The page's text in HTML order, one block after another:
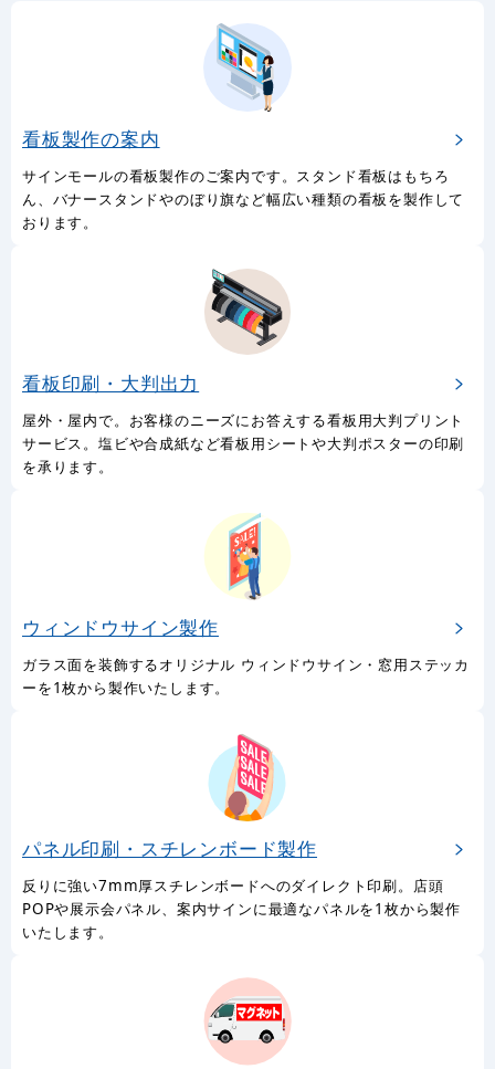
看板製作の案内
サインモールの看板製作のご案内です。スタンド看板はもちろ
ん、バナースタンドやのぼり旗など幅広い種類の看板を製作して
おります。
看板印刷・大判出力
屋外・屋内で。お客様のニーズにお答えする看板用大判プリント
サービス。塩ビや合成紙など看板用シートや大判ポスターの印刷
を承ります。
ウィンドウサイン製作
ガラス面を装飾するオリジナル ウィンドウサイン・窓用ステッカ
ーを1枚から製作いたします。
パネル印刷・スチレンボード製作
反りに強い7mm厚スチレンボードへのダイレクト印刷。店頭
POPや展示会パネル、案内サインに最適なパネルを1枚から製作
いたします。